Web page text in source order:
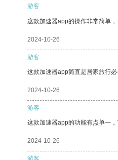
游客
这款加速器app的操作非常简单，
2024-10-26
游客
这款加速器app简直是居家旅行
2024-10-26
游客
这款加速器app的功能有点单一
2024-10-26
游客